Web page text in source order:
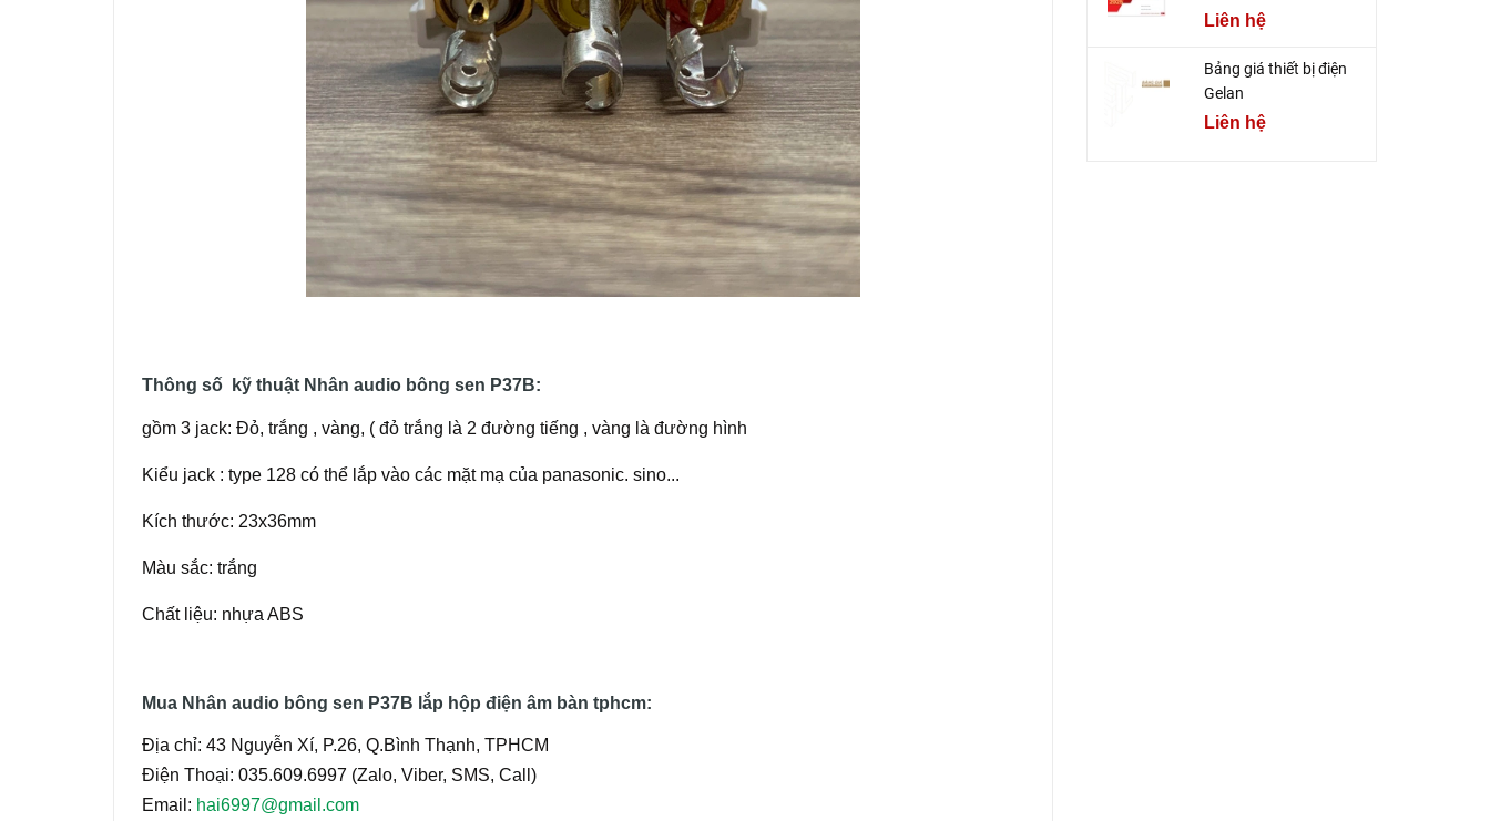
Thông số kỹ thuật Nhân audio bông sen P37B:
gồm 3 jack: Đỏ, trắng , vàng, ( đỏ trắng là 2 đường tiếng , vàng là đường hình
Kiểu jack : type 128 có thể lắp vào các mặt mạ của panasonic. sino...
Kích thước: 23x36mm
Màu sắc: trắng
Chất liệu: nhựa ABS
Mua Nhân audio bông sen P37B lắp hộp điện âm bàn tphcm:
Địa chỉ: 43 Nguyễn Xí, P.26, Q.Bình Thạnh, TPHCM
Điện Thoại: 035.609.6997 (Zalo, Viber, SMS, Call)
Email: hai6997@gmail.com
Liên hệ
Bảng giá thiết bị điện
Gelan
Liên hệ